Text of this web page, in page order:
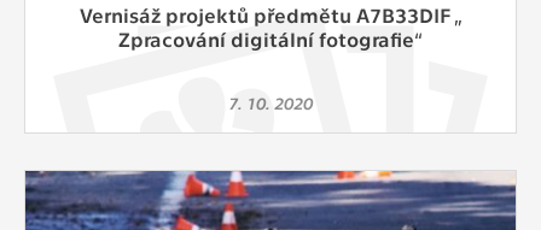
Vernisáž projektů předmětu A7B33DIF „
Zpracování digitální fotografie“
7. 10. 2020